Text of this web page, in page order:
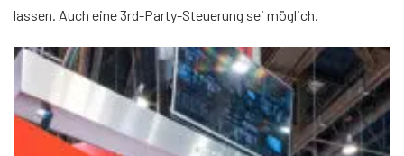
lassen. Auch eine 3rd-Party-Steuerung sei möglich.